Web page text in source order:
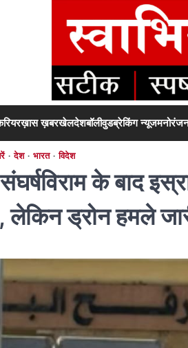
ख़ास ख़बरखेलदेशबॉलीवुडब्रेकिंग न्यूज
देश भारत विदेश
के बाद
ड्रोन हमले